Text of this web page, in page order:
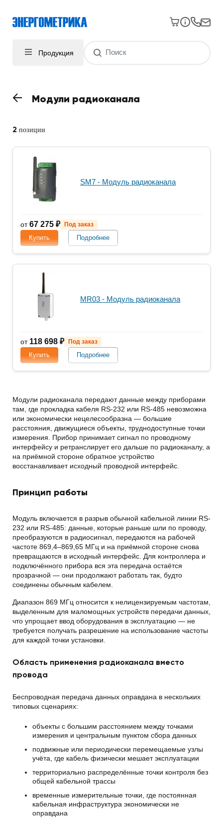
Продукция
Модули радиоканала
2 позиции
SM7 - Модуль радиоканала
от67 275 ₽ Под заказ
Купить Подробнее
MR03 - Модуль радиоканала
от 118 698 ₽ Под заказ
Купить Подробнее
Модули радиоканала передают данные между приборами
там, где прокладка кабеля RS-232 или RS-485 невозможна
или экономически нецелесообразна — большие
расстояния, движущиеся объекты, труднодоступные точки
измерения. Прибор принимает сигнал по проводному
интерфейсу и ретранслирует его дальше по радиоканалу, а
на приёмной стороне обратное устройство
восстанавливает исходный проводной интерфейс.
Принцип работы
Модуль включается в разрыв обычной кабельной линии RS-
232 или RS-485: данные, которые раньше шли по проводу,
преобразуются в радиосигнал, передаются на рабочей
частоте 869,4–869,65 МГц и на приёмной стороне снова
превращаются в исходный интерфейс. Для контроллера и
подключённого прибора вся эта передача остаётся
прозрачной — они продолжают работать так, будто
соединены обычным кабелем.
Диапазон 869 МГц относится к нелицензируемым частотам,
выделенным для маломощных устройств передачи данных,
что упрощает ввод оборудования в эксплуатацию — не
требуется получать разрешение на использование частоты
для каждой точки установки.
Область применения радиоканала вместо
провода
Беспроводная передача данных оправдана в нескольких
типовых сценариях:
объекты с большим расстоянием между точками
измерения и центральным пунктом сбора данных
подвижные или периодически перемещаемые узлы
учёта, где кабель физически мешает эксплуатации
территориально распределённые точки контроля без
общей кабельной трассы
временные измерительные точки, где постоянная
кабельная инфраструктура экономически не
оправдана